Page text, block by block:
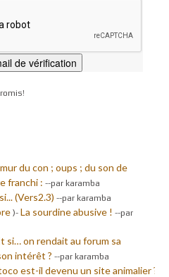
du con ; oups ; du son de
franchi : --par karamba
(Vers2.3) --par karamba
)- La sourdine abusive ! --par
si… on rendait au forum sa
intérêt ? --par karamba
est-il devenu un site animalier ?